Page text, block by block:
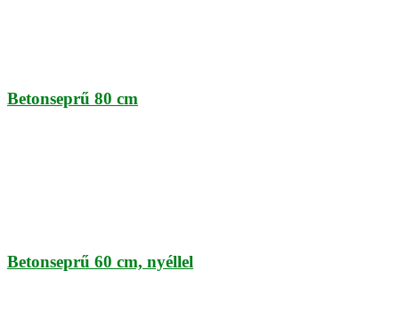
Betonseprű 80 cm
Betonseprű 60 cm, nyéllel